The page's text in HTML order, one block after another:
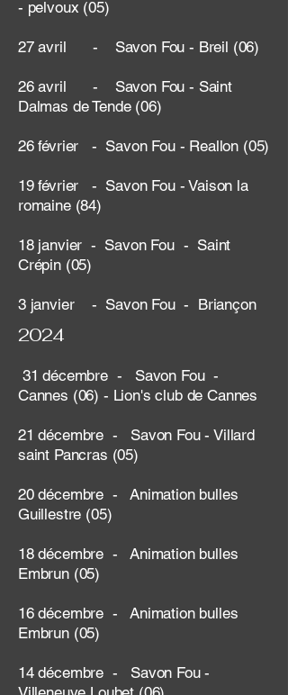
- pelvoux (05)
27 avril - Savon Fou - Breil (06)
26 avril - Savon Fou - Saint
Dalmas de Tende (06)
26 février - Savon Fou - Reallon (05)
19 février - Savon Fou - Vaison la
romaine (84)
18 janvier - Savon Fou - Saint
Crépin (05)
3 janvier - Savon Fou - Briançon
2024
31 décembre - Savon Fou -
Cannes (06) - Lion's club de Cannes
21 décembre - Savon Fou - Villard
saint Pancras (05)
20 décembre - Animation bulles
Guillestre (05)
18 décembre - Animation bulles
Embrun (05)
16 décembre - Animation bulles
Embrun (05)
14 décembre - Savon Fou -